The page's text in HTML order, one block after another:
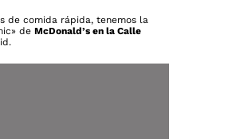
de comida rápida, tenemos la
deMcDonald’s en la Calle